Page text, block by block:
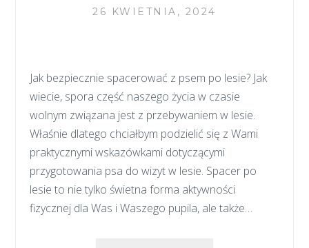
26 KWIETNIA, 2024
Jak bezpiecznie spacerować z psem po lesie? Jak
wiecie, spora część naszego życia w czasie
wolnym związana jest z przebywaniem w lesie.
Właśnie dlatego chciałbym podzielić się z Wami
praktycznymi wskazówkami dotyczącymi
przygotowania psa do wizyt w lesie. Spacer po
lesie to nie tylko świetna forma aktywności
fizycznej dla Was i Waszego pupila, ale także…